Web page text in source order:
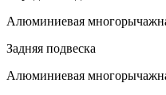
Алюминиевая
Задняя подвеска
Алюминиевая